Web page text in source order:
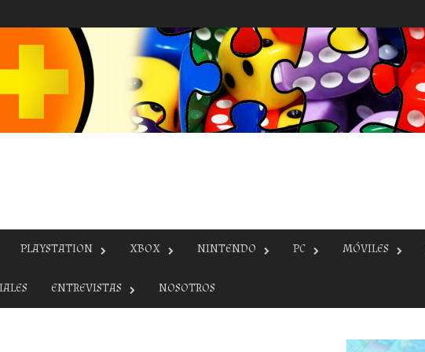
PLAYSTATION XBOX NINTENDO PC MÓVILES
ENTREVISTAS NOSOTROS